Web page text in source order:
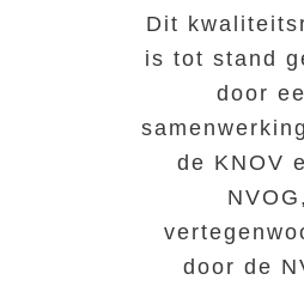
Dit
is tot stand
door
de KNOV
NVOG,
door de